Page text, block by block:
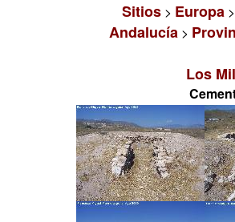
Sitios> Europa
Andalucía>
Los